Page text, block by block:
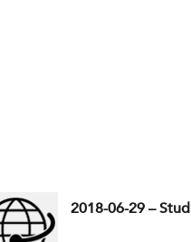
2018-06-29 –